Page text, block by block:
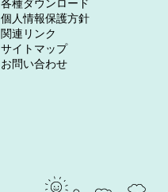
各種ダウンロード
個人情報保護方針
関連リンク
サイトマップ
お問い合わせ